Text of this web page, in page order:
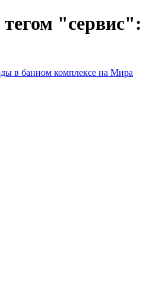
"сервис":
в банном комплексе на Мира